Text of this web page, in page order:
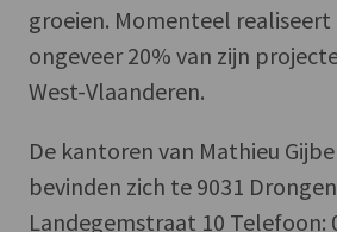
groeien. Momenteel realiseert
ongeveer 20% van zijn
West-Vlaanderen.
De kantoren van Mathieu
bevinden zich te 9031
Landegemstraat 10 Telefoon: